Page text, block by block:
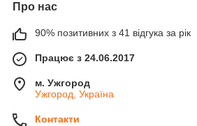
Про нас
90% позитивних з 41 відгука за рік
Працює з 24.06.2017
м. Ужгород
Ужгород, Україна
Контакти